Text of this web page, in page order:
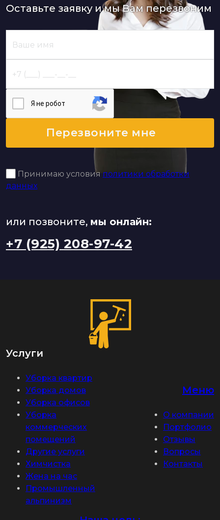
Оставьте заявку и мы Вам перезвоним
Я нe poбoт
Перезвоните мне
Принимаю условия политики обработки
данных
или позвоните, мы онлайн:
+7 (925) 208-97-42
Услуги
Уборка квартир
Уборка домов
Уборка офисов
Уборка
коммерческих
помещений
Другие услуги
Химчистка
Жена на час
Промышленный
альпинизм
Меню
О компании
Портфолио
Отзывы
Вопросы
Контакты